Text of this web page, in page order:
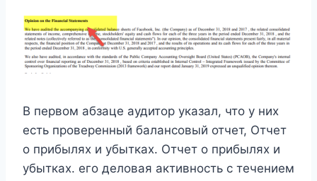
В первом абзаце аудитор указал, что у них
есть проверенный балансовый отчет, Отчет
о прибылях и убытках. Отчет о прибылях и
убытках. его деловая активность с течением